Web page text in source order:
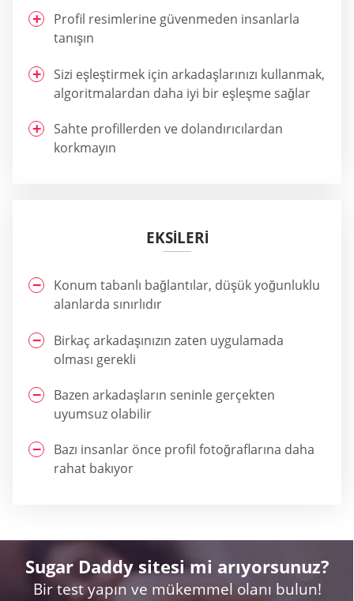
Profil resimlerine güvenmeden insanlarla
tanışın
Sizi eşleştirmek için arkadaşlarınızı kullanmak,
algoritmalardan daha iyi bir eşleşme sağlar
Sahte profillerden ve dolandırıcılardan
korkmayın
EKSİLERİ
Konum tabanlı bağlantılar, düşük yoğunluklu
alanlarda sınırlıdır
Birkaç arkadaşınızın zaten uygulamada
olması gerekli
Bazen arkadaşların seninle gerçekten
uyumsuz olabilir
Bazı insanlar önce profil fotoğraflarına daha
rahat bakıyor
Sugar Daddy sitesi mi arıyorsunuz?
Bir test yapın ve mükemmel olanı bulun!